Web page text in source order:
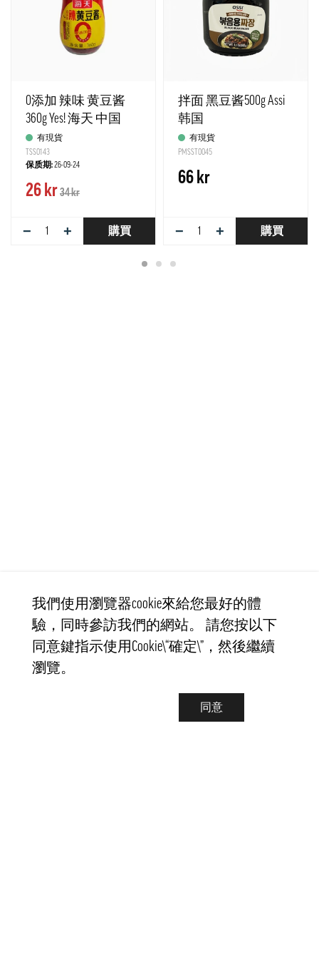
0添加 辣味 黄豆酱
360g Yes! 海天 中国
有現貨
TSS0143
保质期:26-09-24
26 kr34 kr
− + 購買
拌面 黑豆酱500g Assi
韩国
有現貨
PMSST0045
66 kr
− + 購買
我們使用瀏覽器cookie來給您最好的體
驗，同時參訪我們的網站。 請您按以下
同意鍵指示使用Cookie\“確定\”，然後繼續
瀏覽。
同意